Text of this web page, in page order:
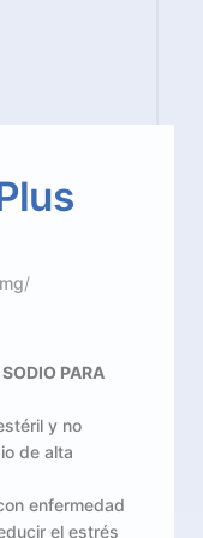
/
PARA
y no
de alta
enfermedad
el estrés